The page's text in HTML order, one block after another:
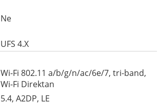
Ne
UFS 4.X
Wi-Fi 802.11 a/b/g/n/ac/6e/7, tri-band,
Wi-Fi Direktan
5.4, A2DP, LE